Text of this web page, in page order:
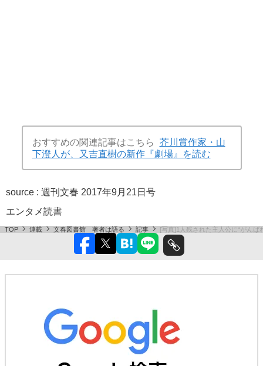
おすすめの関連記事はこちら
芥川賞作家・山
下澄人が、又吉直樹の新作『劇場』を読む
source : 週刊文春 2017年9月21日号
エンタメ読書
TOP 連載 文春図書館 著者は語る 記事 [写真]1人残された主人公に“がんば